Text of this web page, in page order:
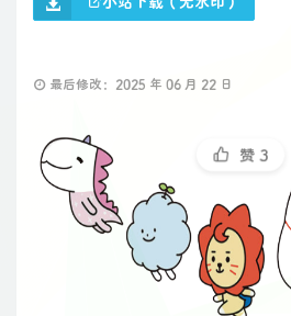
最后修改：2025 年 06 月 22 日
赞3